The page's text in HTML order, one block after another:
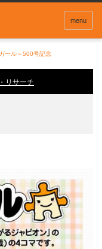
menu
ール～500号記念
リサーチ